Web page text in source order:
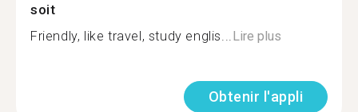
soit
Friendly, like travel, study englis...Lire plus
Obtenir l'appli